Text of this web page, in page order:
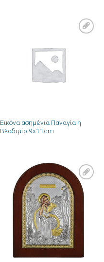
στην λίστα
Εικόνα ασημένια Παναγία η
Βλαδιμίρ 9x11cm
Πρόσθήκη
στην λίστα
επιθυμιών